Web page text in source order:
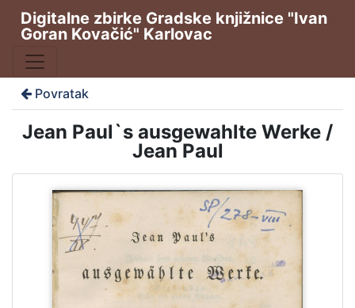
Digitalne zbirke Gradske knjižnice "Ivan
Goran Kovačić" Karlovac
Povratak
Jean Paul`s ausgewahlte Werke /
Jean Paul